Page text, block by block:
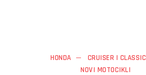
HONDA
CRUISER | CLASSIC
NOVI MOTOCIKLI